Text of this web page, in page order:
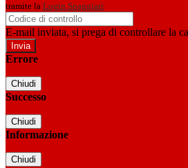
tramite la Login Spaggiari
E-mail inviata, si prega di controllare la
Errore
Chiudi
Successo
Chiudi
Informazione
Chiudi